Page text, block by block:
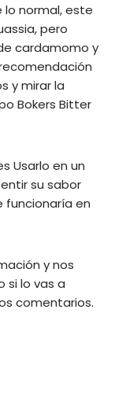
normal, este
pero
cardamomo y
y mirar la
Bokers Bitter
Usarlo en un
su sabor
funcionaría en
y nos
si lo vas a
comentarios.